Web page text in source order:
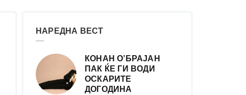
НАРЕДНА ВЕСТ
КОНАН О’БРАЈАН
ПАК ЌЕ ГИ ВОДИ
ОСКАРИТЕ
ДОГОДИНА